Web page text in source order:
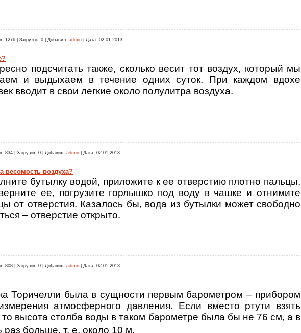
1276 Загрузок: 0 Добавил: admin Дата: 02.01.2013
подсчитать также, сколько весит тот воздух, который мы
и выдыхаем в течение одних суток. При каждом вдохе
вводит в свои легкие около полулитра воздуха.
834 Загрузок: 0 Добавил: admin Дата: 02.01.2013
весомость воздуха?
бутылку водой, приложите к ее отверстию плотно пальцы,
ее, погрузите горлышко под воду в чашке и отнимите
от отверстия. Казалось бы, вода из бутылки может свободно
– отверстие открыто.
808 Загрузок: 0 Добавил: admin Дата: 02.01.2013
Торичелли была в сущности первым барометром – прибором
атмосферного давления. Если вместо ртути взять
то высота столба воды в таком барометре была бы не 76 см, а в
раз больше, т. е. около 10 м.